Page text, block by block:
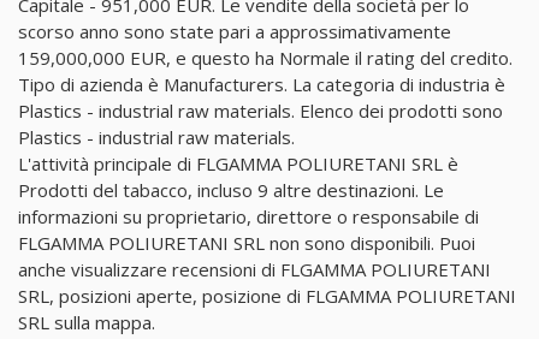
Capitale - 951,000 EUR. Le vendite della società per lo
scorso anno sono state pari a approssimativamente
159,000,000 EUR, e questo ha Normale il rating del credito.
Tipo di azienda è Manufacturers. La categoria di industria è
Plastics - industrial raw materials. Elenco dei prodotti sono
Plastics - industrial raw materials.
L'attività principale di FLGAMMA POLIURETANI SRL è
Prodotti del tabacco, incluso 9 altre destinazioni. Le
informazioni su proprietario, direttore o responsabile di
FLGAMMA POLIURETANI SRL non sono disponibili. Puoi
anche visualizzare recensioni di FLGAMMA POLIURETANI
SRL, posizioni aperte, posizione di FLGAMMA POLIURETANI
SRL sulla mappa.